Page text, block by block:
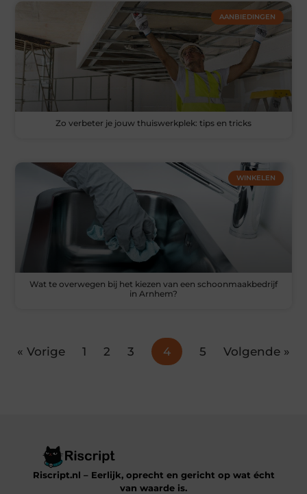
AANBIEDINGEN
Zo verbeter je jouw thuiswerkplek: tips en tricks
WINKELEN
Wat te overwegen bij het kiezen van een schoonmaakbedrijf
in Arnhem?
« Vorige 1 2 3 4 5 Volgende »
Riscript.nl – Eerlijk, oprecht en gericht op wat écht
van waarde is.